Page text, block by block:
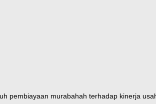
pembiayaan murabahah terhadap kinerja